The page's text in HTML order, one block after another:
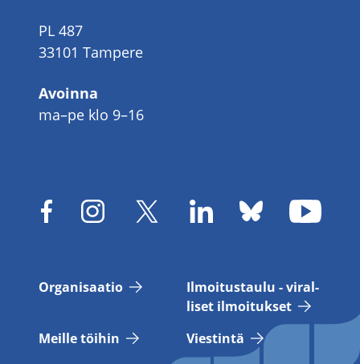
PL 487
33101 Tampere
Avoinna
ma–pe klo 9–16
Or­ga­ni­saa­tio
Il­moi­tus­tau­lu - vi­ral­
li­set il­moi­tuk­set
Meil­le töi­hin
Vies­tin­tä